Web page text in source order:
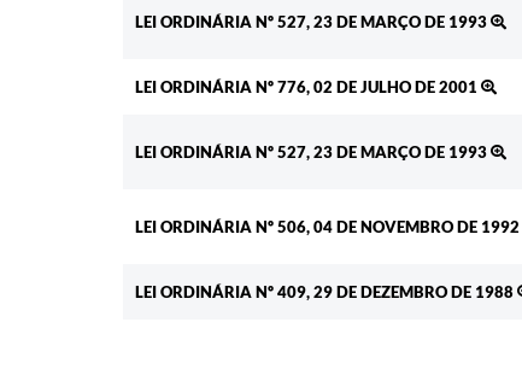
LEI ORDINÁRIA Nº 527, 23 DE MARÇO DE 1993
LEI ORDINÁRIA Nº 776, 02 DE JULHO DE 2001
LEI ORDINÁRIA Nº 527, 23 DE MARÇO DE 1993
LEI ORDINÁRIA Nº 506, 04 DE NOVEMBRO DE 1992
LEI ORDINÁRIA Nº 409, 29 DE DEZEMBRO DE 1988